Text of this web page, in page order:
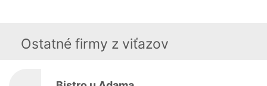
Ostatné firmy z viťazov